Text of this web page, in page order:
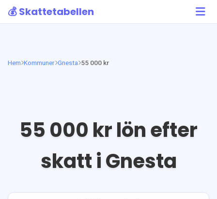
💰 Skattetabellen
Hem Kommuner Gnesta 55 000 kr
55 000 kr lön efter
skatt iGnesta